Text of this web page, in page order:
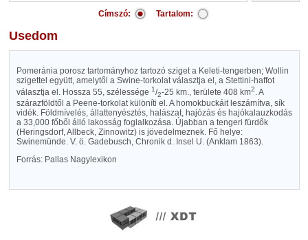
Címszó: Tartalom:
Usedom
Pomeránia porosz tartományhoz tartozó sziget a Keleti-tengerben; Wollin
szigettel együtt, amelytől a Swine-torkolat választja el, a Stettini-haffot
választja el. Hossza 55, szélessége 1/2-25 km., területe 408 km2. A
szárazföldtől a Peene-torkolat különíti el. A homokbuckáit leszámítva, sík
vidék. Földmívelés, állattenyésztés, halászat, hajózás és hajókalauzkodás
a 33,000 főből álló lakosság foglalkozása. Újabban a tengeri fürdők
(Heringsdorf, Allbeck, Zinnowitz) is jövedelmeznek. Fő helye:
Swinemünde. V. ö. Gadebusch, Chronik d. Insel U. (Anklam 1863).
Forrás: Pallas Nagylexikon